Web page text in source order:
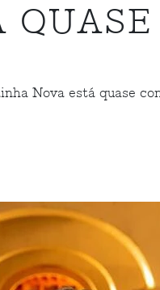
Nova está quase